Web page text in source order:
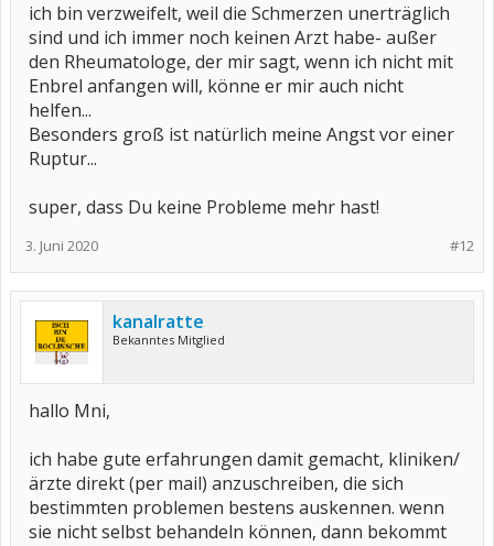
ich bin verzweifelt, weil die Schmerzen unerträglich
sind und ich immer noch keinen Arzt habe- außer
den Rheumatologe, der mir sagt, wenn ich nicht mit
Enbrel anfangen will, könne er mir auch nicht
helfen...
Besonders groß ist natürlich meine Angst vor einer
Ruptur...
super, dass Du keine Probleme mehr hast!
#12
3. Juni 2020
kanalratte
Bekanntes Mitglied
hallo Mni,
ich habe gute erfahrungen damit gemacht, kliniken/
ärzte direkt (per mail) anzuschreiben, die sich
bestimmten problemen bestens auskennen. wenn
sie nicht selbst behandeln können, dann bekommt